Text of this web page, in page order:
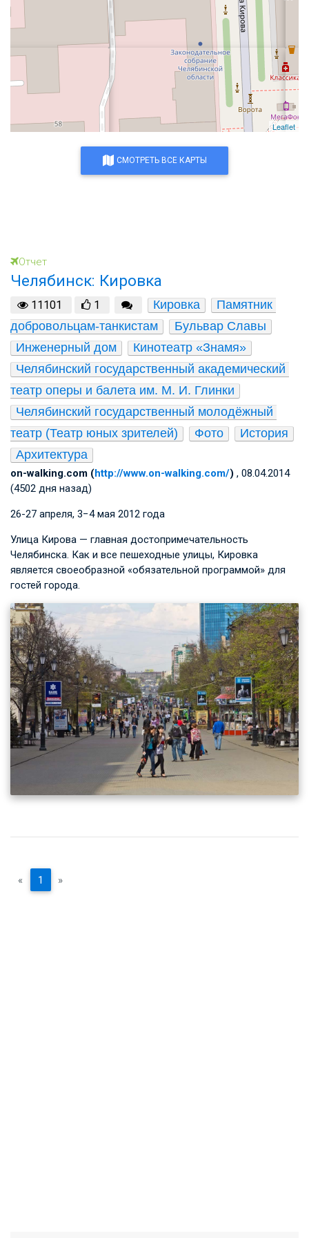
Leaflet
СМОТРЕТЬ ВСЕ КАРТЫ
Отчет
Челябинск: Кировка
11101 1 Кировка
Памятник
добровольцам-танкистам
Бульвар Славы
Инженерный дом
Кинотеатр «Знамя»
Челябинский государственный академический
театр оперы и балета им. М. И. Глинки
Челябинский государственный молодёжный
театр (Театр юных зрителей)
Фото
История
Архитектура
on-walking.com (http://www.on-walking.com/) , 08.04.2014
(4502 дня назад)
26­-27 апреля, 3−4 мая 2012 года
Улица Кирова — главная достопримечательность
Челябинска. Как и все пешеходные улицы, Кировка
является своеобразной «обязательной программой» для
гостей города.
« 1 »